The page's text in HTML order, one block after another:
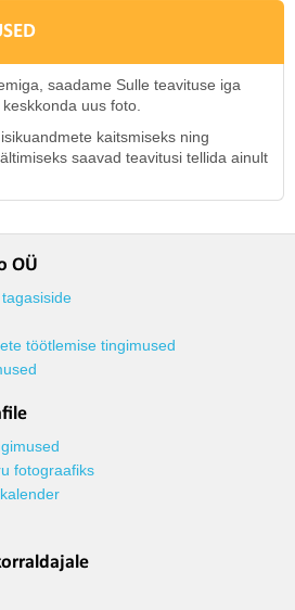
saadame Sulle teavituse iga
uus foto.
kaitsmiseks ning
saavad teavitusi tellida ainult
OÜ
töötlemise tingimused
fotograafiks